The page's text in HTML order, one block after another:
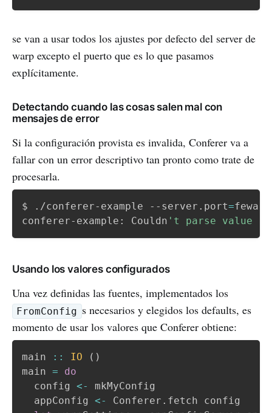
se van a usar todos los ajustes por defecto del server de
warp excepto el puerto que es lo que pasamos
explícitamente.
Detectando cuando las cosas salen mal con
mensajes de error
Si la configuración provista es invalida, Conferer va a
fallar con un error descriptivo tan pronto como trate de
procesarla.
$ ./conferer-example --server.port=fewa
conferer-example: Couldn 't parse value '
Usando los valores configurados
Una vez definidas las fuentes, implementados los
FromConfig s necesarios y elegidos los defaults, es
momento de usar los valores que Conferer obtiene:
main :: IO ( )
main =
do
config
<-
mkMyConfig
appConfig
<- Conferer . fetch
config